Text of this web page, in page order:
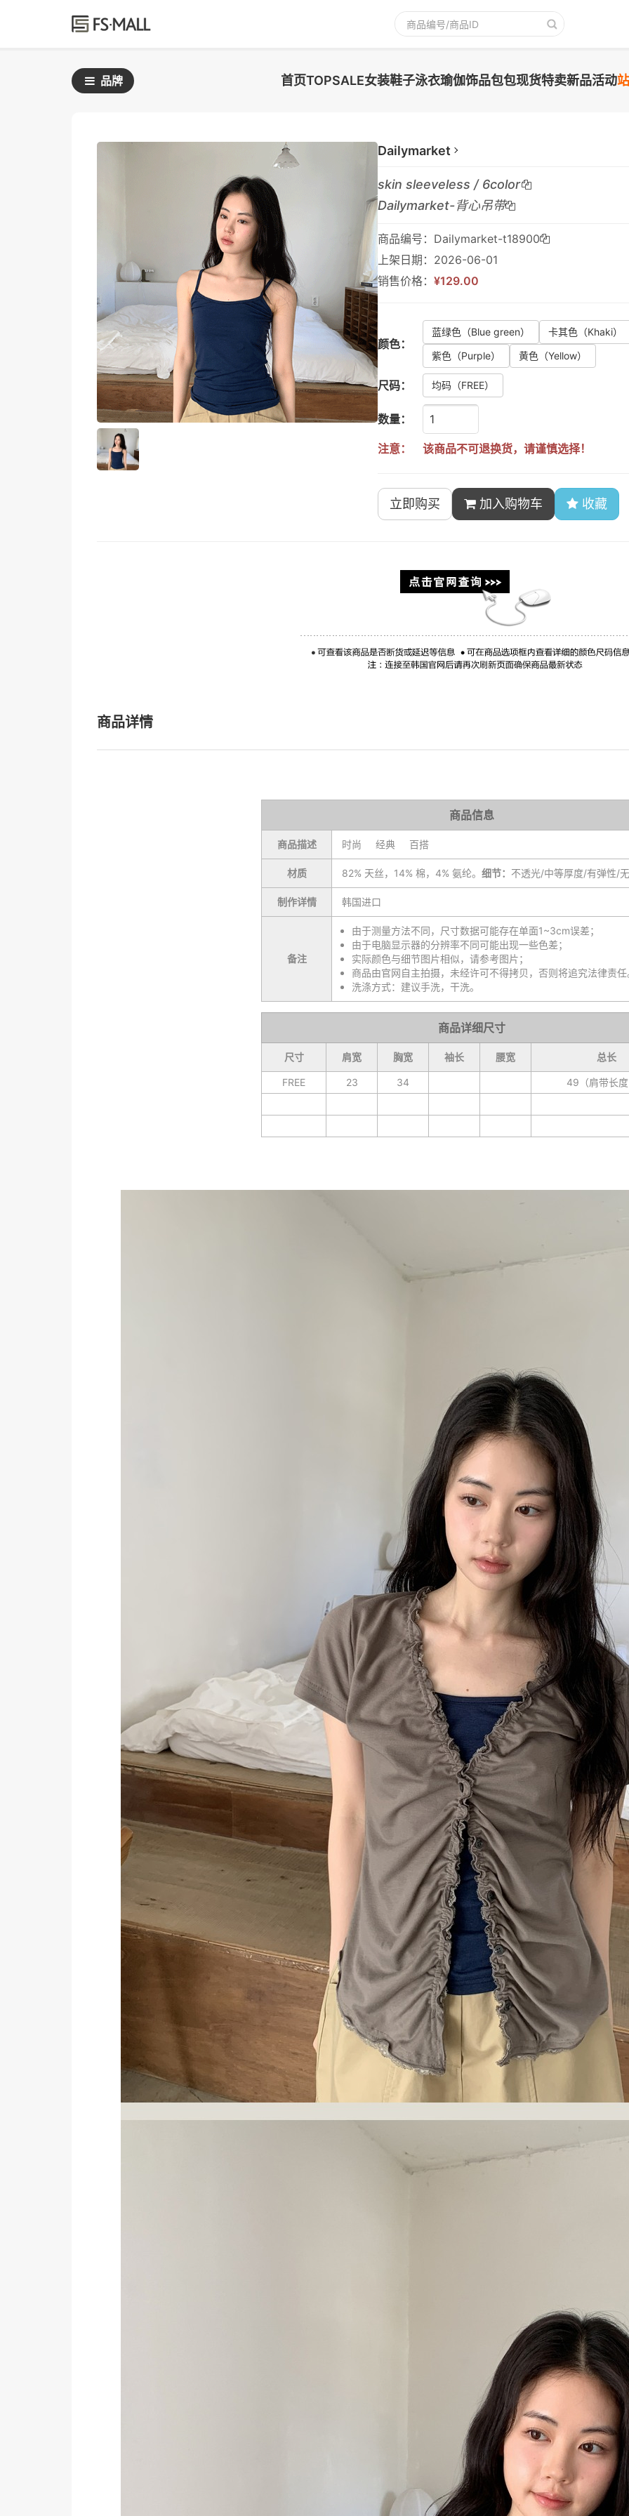
品牌 首页TOPSALE女装鞋子泳衣瑜伽饰品包包现货特卖新品活动
Dailymarket
skin sleeveless / 6color
Dailymarket-背心吊带
商品编号：Dailymarket-t18900
上架日期：2026-06-01
销售价格： ¥129.00
颜色：
蓝绿色 （Blue green） 卡其色 （Khaki）
紫色 （Purple） 黄色 （Yellow）
尺码： 均码 （FREE）
数量：
注意： 该商品不可退换货，请谨慎选择！
立即购买 加入购物车 收藏
商品详情
商品信息
商品描述 时尚 经典 百搭
材质 82% 天丝，14% 棉，4% 氨纶。 细节： 不透光/中等厚度/有弹性/
制作详情 韩国进口
备注
由于测量方法不同，尺寸数据可能存在单面1~3cm误差；
由于电脑显示器的分辨率不同可能出现一些色差；
实际颜色与细节图片相似，请参考图片；
商品由官网自主拍摄，未经许可不得拷贝，否则将追究法律责任
洗涤方式：建议手洗，干洗。
商品详细尺寸
尺寸 肩宽 胸宽 袖长 腰宽 总长
FREE 23 34 49（肩带长